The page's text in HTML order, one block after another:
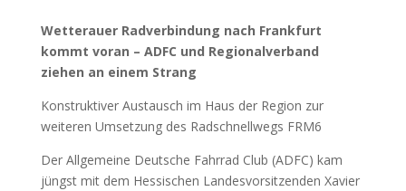
Wetterauer Radverbindung nach Frankfurt
kommt voran – ADFC und Regionalverband
ziehen an einem Strang
Konstruktiver Austausch im Haus der Region zur
weiteren Umsetzung des Radschnellwegs FRM6
Der Allgemeine Deutsche Fahrrad Club (ADFC) kam
jüngst mit dem Hessischen Landesvorsitzenden Xavier